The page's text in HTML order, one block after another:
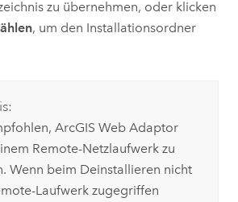
zu übernehmen, oder klicken
, um den Installationsordner
ArcGIS Web Adaptor
Remote-Netzlaufwerk zu
Wenn beim Deinstallieren nicht
Laufwerk zugegriffen